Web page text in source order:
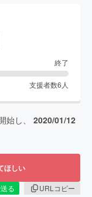
終了
支援者数6 人
始し、 2020/01/12
ほしい
る
URLコピー